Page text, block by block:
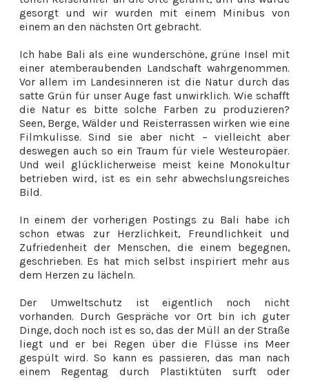
gesorgt und wir wurden mit einem Minibus von
einem an den nächsten Ort gebracht.
Ich habe Bali als eine wunderschöne, grüne Insel mit
einer atemberaubenden Landschaft wahrgenommen.
Vor allem im Landesinneren ist die Natur durch das
satte Grün für unser Auge fast unwirklich. Wie schafft
die Natur es bitte solche Farben zu produzieren?
Seen, Berge, Wälder und Reisterrassen wirken wie eine
Filmkulisse. Sind sie aber nicht – vielleicht aber
deswegen auch so ein Traum für viele Westeuropäer.
Und weil glücklicherweise meist keine Monokultur
betrieben wird, ist es ein sehr abwechslungsreiches
Bild.
In einem der vorherigen Postings zu Bali habe ich
schon etwas zur Herzlichkeit, Freundlichkeit und
Zufriedenheit der Menschen, die einem begegnen,
geschrieben. Es hat mich selbst inspiriert mehr aus
dem Herzen zu lächeln.
Der Umweltschutz ist eigentlich noch nicht
vorhanden. Durch Gespräche vor Ort bin ich guter
Dinge, doch noch ist es so, das der Müll an der Straße
liegt und er bei Regen über die Flüsse ins Meer
gespült wird. So kann es passieren, das man nach
einem Regentag durch Plastiktüten surft oder